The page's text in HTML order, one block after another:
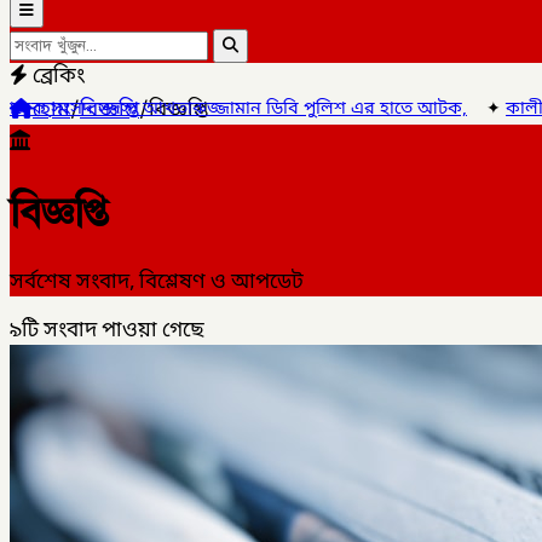
ব্রেকিং
আটক,✦কালীগঞ্জ পৌরসভার প্রশিক্ষণার্থীদের মাঝে যাতায়াত ভাতা
হোম/বিজ্ঞপ্তি/বিজ্ঞপ্তি
বিজ্ঞপ্তি
সর্বশেষ সংবাদ, বিশ্লেষণ ও আপডেট
৯টিসংবাদ পাওয়া গেছে